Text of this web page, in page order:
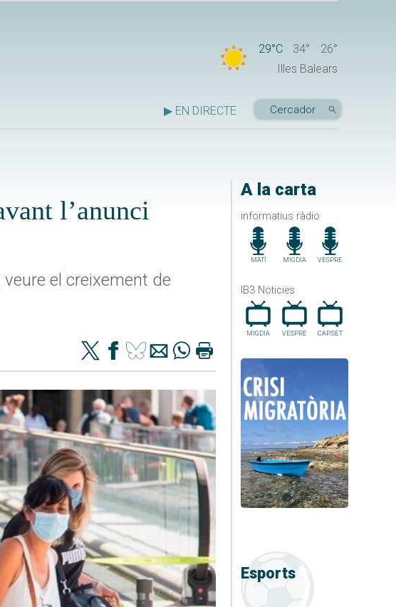
29°C 34°
26°
Illes Balears
▶ EN DIRECTE
A la carta
informatius ràdio
MATÍ MIGDIA VESPRE
IB3 Noticies
MIGDIA VESPRE CAP.SET
Esports
l’anunci
el creixement de